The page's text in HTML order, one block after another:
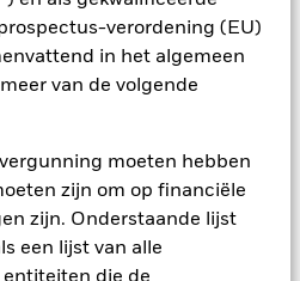
verordening (EU)
in het algemeen
van de volgende
moeten hebben
zijn om op financiële
zijn. Onderstaande lijst
een lijst van alle
bedrijven behoren die zich
publieke diensten leveren
nutsbedrijven, water-
infrastructuur en
instrumenten (derivaten)
waarvan de waarde is gebaseerd
activa). Het Fonds gebruikt
past met name een